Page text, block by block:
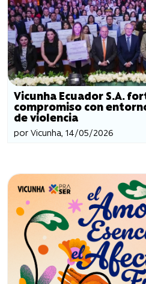
Vicunha Ecuador S.A.
compromiso con
de violencia
por Vicunha, 14/05/2026